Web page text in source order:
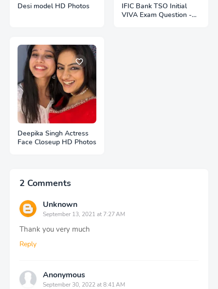
Desi model HD Photos
IFIC Bank TSO Initial
VIVA Exam Question -
Deepika Singh Actress
Face Closeup HD Photos
2 Comments
Unknown
September 13, 2021 at 7:27 AM
Thank you very much
Reply
Anonymous
September 30, 2022 at 8:41 AM